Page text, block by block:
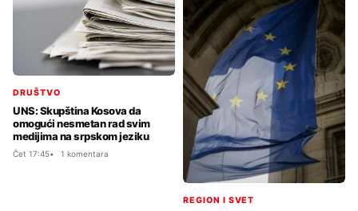
DRUŠTVO
UNS: Skupština Kosova da
omogući nesmetan rad svim
medijima na srpskom jeziku
Čet 17:45 1 komentara
REGION I SVET